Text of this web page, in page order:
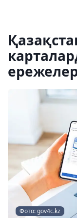
ережелер
Фото: gov4c.kz